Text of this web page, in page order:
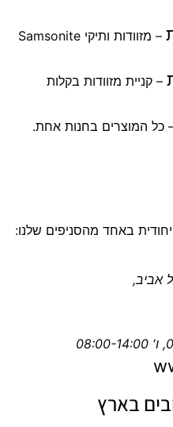
– מזוודות ותיקי Samsonite
– קניית מזוודות בקלות
כל המוצרים בחנות אחת.
באחד מהסניפים שלנו:
בארץ